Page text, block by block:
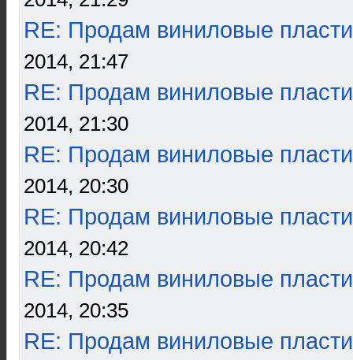
RE: Продам виниловые
2014, 21:47
RE: Продам виниловые
2014, 21:30
RE: Продам виниловые
2014, 20:30
RE: Продам виниловые
2014, 20:42
RE: Продам виниловые
2014, 20:35
RE: Продам виниловые